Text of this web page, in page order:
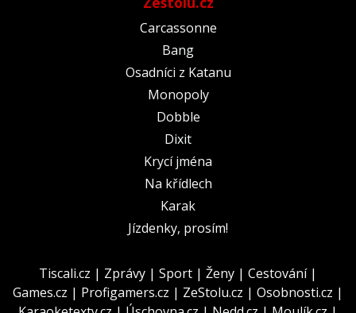
Carcassonne
Bang
Osadníci z Katanu
Monopoly
Dobble
Dixit
Krycí jména
Na křídlech
Karak
Jízdenky, prosím!
Tiscali.cz | Zprávy | Sport | Ženy | Cestování|
Games.cz | Profigamers.cz | ZeStolu.cz | Osobnosti.cz |